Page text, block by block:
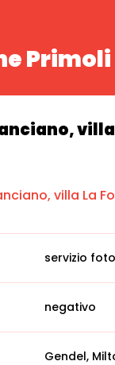
Primoli
villa La
servizio
negativo
Gendel,